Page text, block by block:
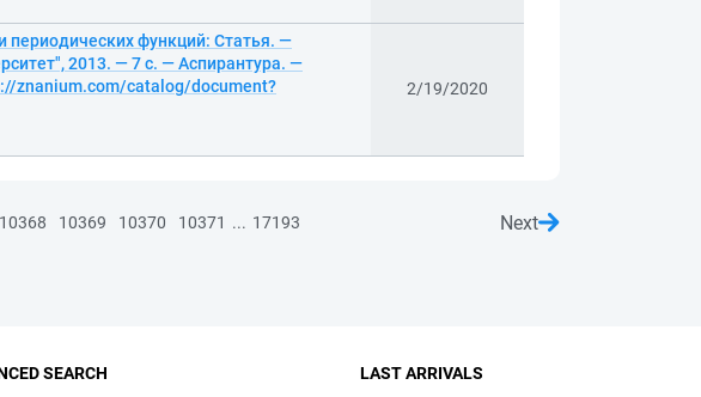
периодических функций: Статья. —
2013. — 7 с. — Аспирантура. —
znanium.com/catalog/document?
2/19/2020
10368 10369 10370 10371 ... 17193 Next
SEARCH LAST ARRIVALS